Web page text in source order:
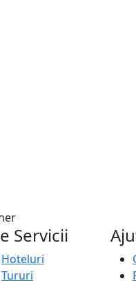
Servicii
Hoteluri
Tururi